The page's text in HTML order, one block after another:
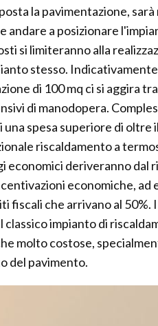
la pavimentazione,
andare a posizionare
si limiteranno alla
stesso.
di 100 mq ci si aggira
di manodopera.
spesa superiore di oltre
riscaldamento a
economici deriveranno dal
economiche, ad
che arrivano al 50%.
impianto di
molto costose,
del pavimento.